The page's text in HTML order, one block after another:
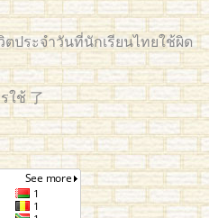
ประจำวันที่นักเรียนไทยใช้ผิด
ใช้ 了